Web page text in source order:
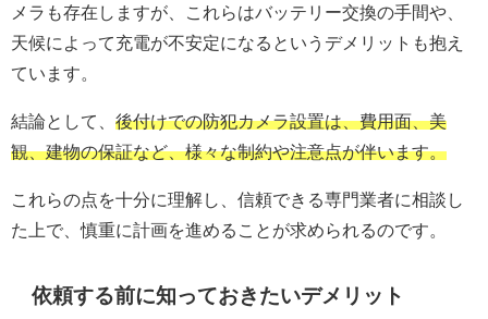
メラも存在しますが、これらはバッテリー交換の手間や、
天候によって充電が不安定になるというデメリットも抱え
ています。
結論として、 後付けでの防犯カメラ設置は、費用面、美
観、建物の保証など、様々な制約や注意点が伴います。
これらの点を十分に理解し、信頼できる専門業者に相談し
た上で、慎重に計画を進めることが求められるのです。
依頼する前に知っておきたいデメリット